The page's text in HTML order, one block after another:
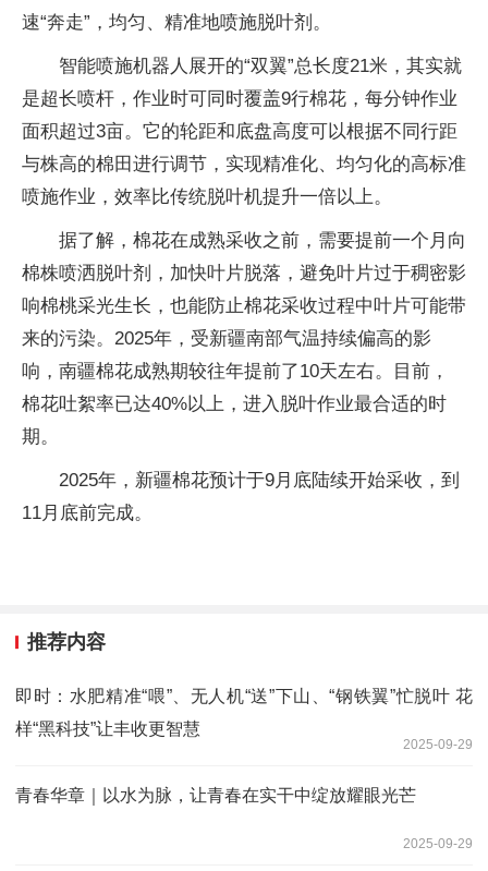
速“奔走”，均匀、精准地喷施脱叶剂。
智能喷施机器人展开的“双翼”总长度21米，其实就
是超长喷杆，作业时可同时覆盖9行棉花，每分钟作业
面积超过3亩。它的轮距和底盘高度可以根据不同行距
与株高的棉田进行调节，实现精准化、均匀化的高标准
喷施作业，效率比传统脱叶机提升一倍以上。
据了解，棉花在成熟采收之前，需要提前一个月向
棉株喷洒脱叶剂，加快叶片脱落，避免叶片过于稠密影
响棉桃采光生长，也能防止棉花采收过程中叶片可能带
来的污染。2025年，受新疆南部气温持续偏高的影
响，南疆棉花成熟期较往年提前了10天左右。目前，
棉花吐絮率已达40%以上，进入脱叶作业最合适的时
期。
2025年，新疆棉花预计于9月底陆续开始采收，到
11月底前完成。
推荐内容
即时：水肥精准“喂”、无人机“送”下山、“钢铁翼”忙脱叶 花
样“黑科技”让丰收更智慧
2025-09-29
青春华章｜以水为脉，让青春在实干中绽放耀眼光芒
2025-09-29